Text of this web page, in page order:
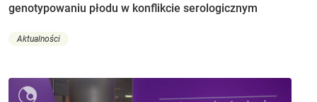
genotypowaniu płodu w konflikcie serologicznym
Aktualności